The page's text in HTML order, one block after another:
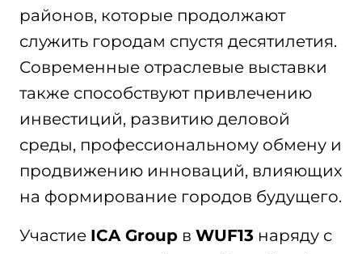
районов, которые продолжают
служить городам спустя десятилетия.
Современные отраслевые выставки
также способствуют привлечению
инвестиций, развитию деловой
среды, профессиональному обмену и
продвижению инноваций, влияющих
на формирование городов будущего.
Участие ICA Group в WUF13 наряду с